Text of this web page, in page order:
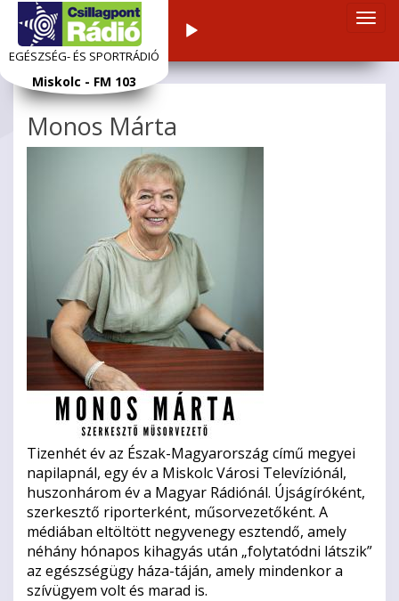
Ugrás
a
tartalomra
EGÉSZSÉG- ÉS SPORTRÁDIÓ
Miskolc - FM 103
Audiolejátszó
Monos Márta
Tizenhét év az Észak-Magyarország című megyei
napilapnál, egy év a Miskolc Városi Televíziónál,
huszonhárom év a Magyar Rádiónál. Újságíróként,
szerkesztő riporterként, műsorvezetőként. A
médiában eltöltött negyvenegy esztendő, amely
néhány hónapos kihagyás után „folytatódni látszik”
az egészségügy háza-táján, amely mindenkor a
szívügyem volt és marad is.